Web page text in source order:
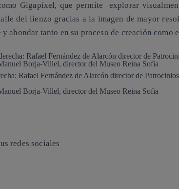
Gigapíxel, que permite explorar
del lienzo gracias a la imagen de mayor
y ahondar tanto en su proceso de creación como
Rafael Fernández de Alarcón director de
Borja-Villel, director del Museo Reina Sofia
redes sociales